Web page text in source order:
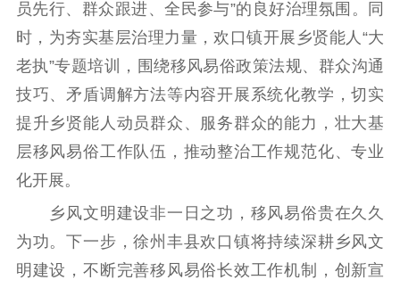
员先行、群众跟进、全民参与”的良好治理氛围。同
时，为夯实基层治理力量，欢口镇开展乡贤能人“大
老执”专题培训，围绕移风易俗政策法规、群众沟通
技巧、矛盾调解方法等内容开展系统化教学，切实
提升乡贤能人动员群众、服务群众的能力，壮大基
层移风易俗工作队伍，推动整治工作规范化、专业
化开展。
乡风文明建设非一日之功，移风易俗贵在久久
为功。下一步，徐州丰县欢口镇将持续深耕乡风文
明建设，不断完善移风易俗长效工作机制，创新宣